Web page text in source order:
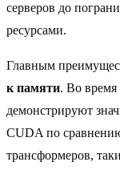
серверов до
ресурсами.
Главным
к памяти. Во время
демонстрируют
CUDA по
трансформеров,